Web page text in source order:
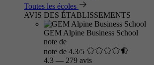
Toutes les écoles
AVIS DES ÉTABLISSEMENTS
GEM Alpine Business School
note de
note de 4.3/5
4.3 — 279 avis